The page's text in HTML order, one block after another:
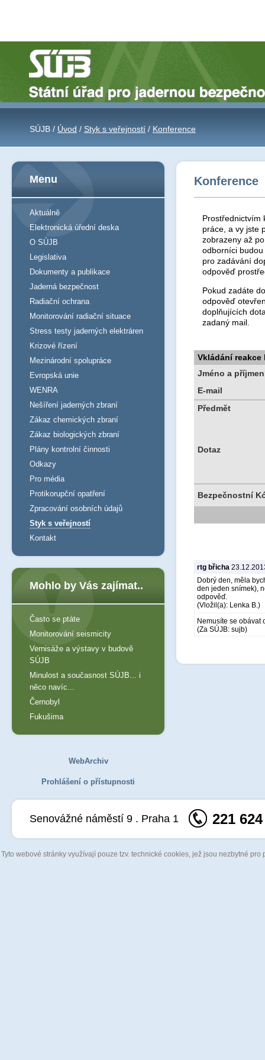
SÚJB / Úvod / Styk s veřejností / Konference
Konference
Prostřednictvím
práce, a vy jste
zobrazeny až
odborníci
pro zadávání
odpověď
Pokud zadáte
odpověď
doplňujících
zadaný mail.
Vkládání reakce
Jméno a
E-mail
Předmět
Dotaz
Bezpečnostní
rtg břicha
Dobrý den, měla
den jeden snímek),
odpověď.
(Vložil(a): Lenka B.)
Nemusíte se obávat
(Za SÚJB: sujb)
Menu
Aktuálně
Elektronická úřední deska
O SÚJB
Legislativa
Dokumenty a publikace
Jaderná bezpečnost
Radiační ochrana
Monitorování radiační situace
Stress testy jaderných elektráren
Krizové řízení
Mezinárodní spolupráce
Evropská unie
WENRA
Nešíření jaderných zbraní
Zákaz chemických zbraní
Zákaz biologických zbraní
Plány kontrolní činnosti
Odkazy
Pro média
Protikorupční opatření
Zpracování osobních údajů
Styk s veřejností
Kontakt
Mohlo by Vás zajímat..
Často se ptáte
Monitorování seismicity
Vernisáže a výstavy v budově
SÚJB
Minulost a současnost SÚJB... i
něco navíc...
Černobyl
Fukušima
WebArchiv
Prohlášení o přístupnosti
Senovážné náměstí 9 . Praha 1 221
Tyto webové stránky využívají pouze tzv. technické cookies, jež jsou nezbytné